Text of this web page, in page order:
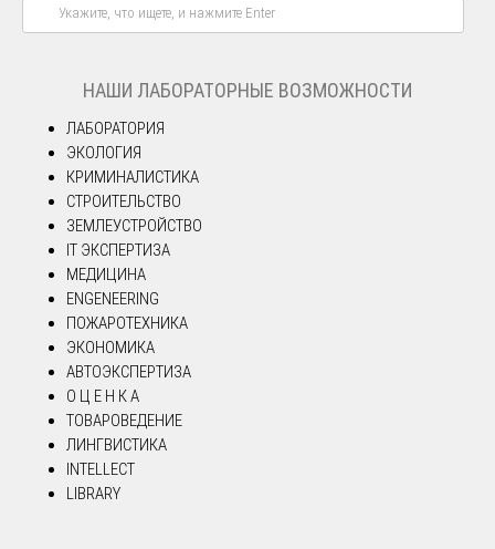
НАШИ ЛАБОРАТОРНЫЕ ВОЗМОЖНОСТИ
ЛАБОРАТОРИЯ
ЭКОЛОГИЯ
КРИМИНАЛИСТИКА
СТРОИТЕЛЬСТВО
ЗЕМЛЕУСТРОЙСТВО
IT ЭКСПЕРТИЗА
МЕДИЦИНА
ENGENEERING
ПОЖАРОТЕХНИКА
ЭКОНОМИКА
АВТОЭКСПЕРТИЗА
О Ц Е Н К А
ТОВАРОВЕДЕНИЕ
ЛИНГВИСТИКА
INTELLECT
LIBRARY